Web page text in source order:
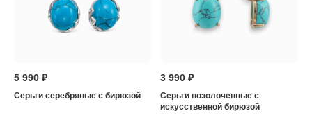
5 990 ₽
Серьги серебряные с бирюзой
3 990 ₽
Серьги позолоченные с
искусственной бирюзой